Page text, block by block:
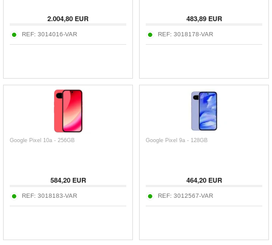
2.004,80 EUR
REF: 3014016-VAR
483,89EUR
REF: 3018178-VAR
Google Pixel 10a - 256GB
584,20EUR
REF: 3018183-VAR
Google Pixel 9a - 128GB
464,20EUR
REF: 3012567-VAR